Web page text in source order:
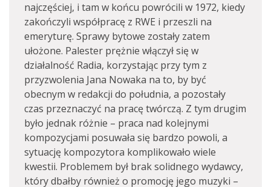
najczęściej, i tam w końcu powrócili w 1972, kiedy
zakończyli współpracę z RWE i przeszli na
emeryturę. Sprawy bytowe zostały zatem
ułożone. Palester prężnie włączył się w
działalność Radia, korzystając przy tym z
przyzwolenia Jana Nowaka na to, by być
obecnym w redakcji do południa, a pozostały
czas przeznaczyć na pracę twórczą. Z tym drugim
było jednak różnie – praca nad kolejnymi
kompozycjami posuwała się bardzo powoli, a
sytuację kompozytora komplikowało wiele
kwestii. Problemem był brak solidnego wydawcy,
który dbałby również o promocję jego muzyki –